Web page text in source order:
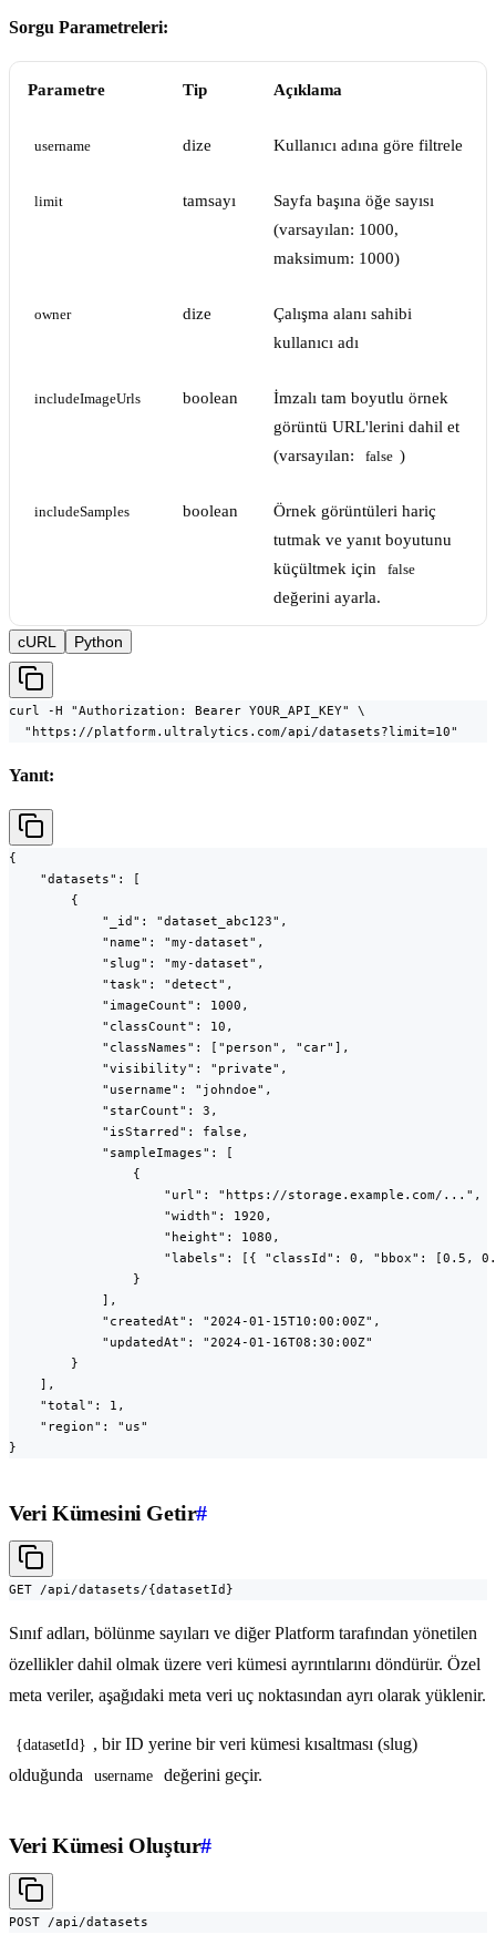
Sorgu Parametreleri:
Parametre Tip Açıklama
username dize Kullanıcı adına göre filtrele
limit tamsayı
Sayfa başına öğe sayısı
(varsayılan: 1000,
maksimum: 1000)
owner dize
Çalışma alanı sahibi
kullanıcı adı
includeImageUrls boolean
İmzalı tam boyutlu örnek
görüntü URL'lerini dahil et
(varsayılan:
false )
includeSamples boolean
Örnek görüntüleri hariç
tutmak ve yanıt boyutunu
küçültmek için
false
değerini ayarla.
cURL Python
curl -H "Authorization: Bearer YOUR_API_KEY" \
  "https://platform.ultralytics.com/api/datasets?limit=10"
Yanıt:
{
    "datasets": [
        {
            "_id": "dataset_abc123",
            "name": "my-dataset",
            "slug": "my-dataset",
            "task": "detect",
            "imageCount": 1000,
            "classCount": 10,
            "classNames": ["person", "car"],
            "visibility": "private",
            "username": "johndoe",
            "starCount": 3,
            "isStarred": false,
            "sampleImages": [
                {
                    "url": "https://storage.example.com/...",
                    "width": 1920,
                    "height": 1080,
"labels": [{ "classId": 0, "bbox": [0.5,
                }
            ],
            "createdAt": "2024-01-15T10:00:00Z",
            "updatedAt": "2024-01-16T08:30:00Z"
        }
    ],
    "total": 1,
    "region": "us"
}
Veri Kümesini Getir#
GET /api/datasets/{datasetId}
Sınıf adları, bölünme sayıları ve diğer Platform tarafından yönetilen
özellikler dahil olmak üzere veri kümesi ayrıntılarını döndürür. Özel
meta veriler, aşağıdaki meta veri uç noktasından ayrı olarak yüklenir.
{datasetId} , bir ID yerine bir veri kümesi kısaltması (slug)
olduğunda
username değerini geçir.
Veri Kümesi Oluştur#
POST /api/datasets